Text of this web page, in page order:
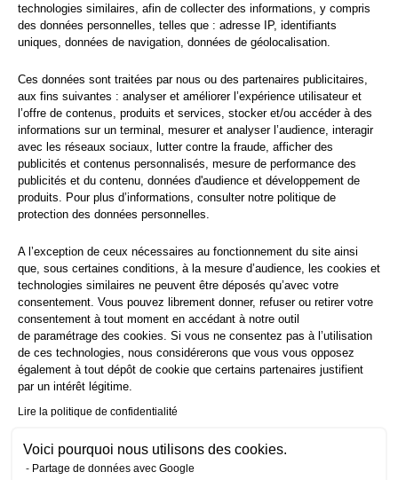
technologies similaires, afin de collecter des informations, y compris
des données personnelles, telles que : adresse IP, identifiants
uniques, données de navigation, données de géolocalisation.
Ces données sont traitées par nous ou des partenaires publicitaires,
aux fins suivantes : analyser et améliorer l’expérience utilisateur et
l’offre de contenus, produits et services, stocker et/ou accéder à des
informations sur un terminal, mesurer et analyser l’audience, interagir
avec les réseaux sociaux, lutter contre la fraude, afficher des
publicités et contenus personnalisés, mesure de performance des
publicités et du contenu, données d'audience et développement de
produits. Pour plus d’informations, consulter notre politique de
protection des données personnelles.
A l’exception de ceux nécessaires au fonctionnement du site ainsi
que, sous certaines conditions, à la mesure d’audience, les cookies et
technologies similaires ne peuvent être déposés qu’avec votre
consentement. Vous pouvez librement donner, refuser ou retirer votre
consentement à tout moment en accédant à notre outil
de paramétrage des cookies. Si vous ne consentez pas à l’utilisation
de ces technologies, nous considérerons que vous vous opposez
également à tout dépôt de cookie que certains partenaires justifient
par un intérêt légitime.
Lire la politique de confidentialité
Voici pourquoi nous utilisons des cookies.
Partage de données avec Google
© 2021 PREMIUM ENERGY FRANCE
CGU|Mentions légales |Politique de vie privée